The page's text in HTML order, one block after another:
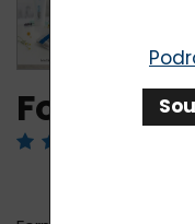
Forma